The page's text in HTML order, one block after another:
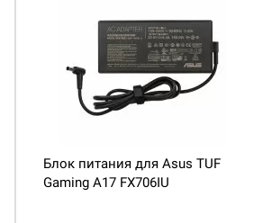
Блок питания для Asus TUF
Gaming A17 FX706IU